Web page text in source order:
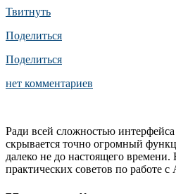
Твитнуть
Поделиться
Поделиться
нет комментариев
Ради всей сложностью
скрывается точно огромный
далеко не до настоящего времени.
практических советов по работе с